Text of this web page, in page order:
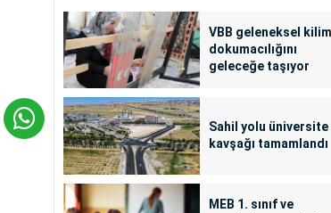
VBB geleneksel kilim
dokumacılığını
geleceğe taşıyor
Sahil yolu üniversite
kavşağı tamamlandı
MEB 1. sınıf ve